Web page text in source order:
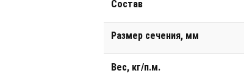
Состав
Размер сечения, мм
Вес, кг/п.м.